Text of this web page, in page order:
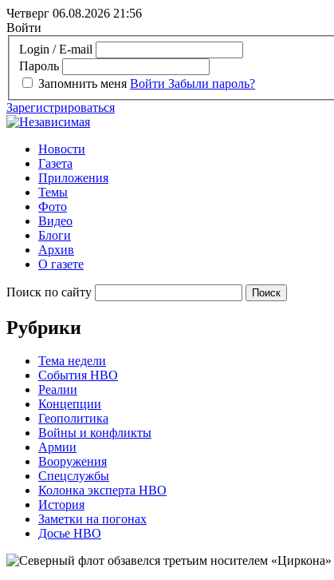
Четверг 06.08.2026 21:56
Войти
Login / E-mail
Пароль
Запомнить меня Войти Забыли пароль?
Зарегистрироваться
Новости
Газета
Приложения
Темы
Фото
Видео
Блоги
Архив
О газете
Поиск по сайту
Рубрики
Тема недели
События НВО
Реалии
Концепции
Геополитика
Войны и конфликты
Армии
Вооружения
Спецслужбы
Колонка эксперта НВО
История
Заметки на погонах
Досье НВО